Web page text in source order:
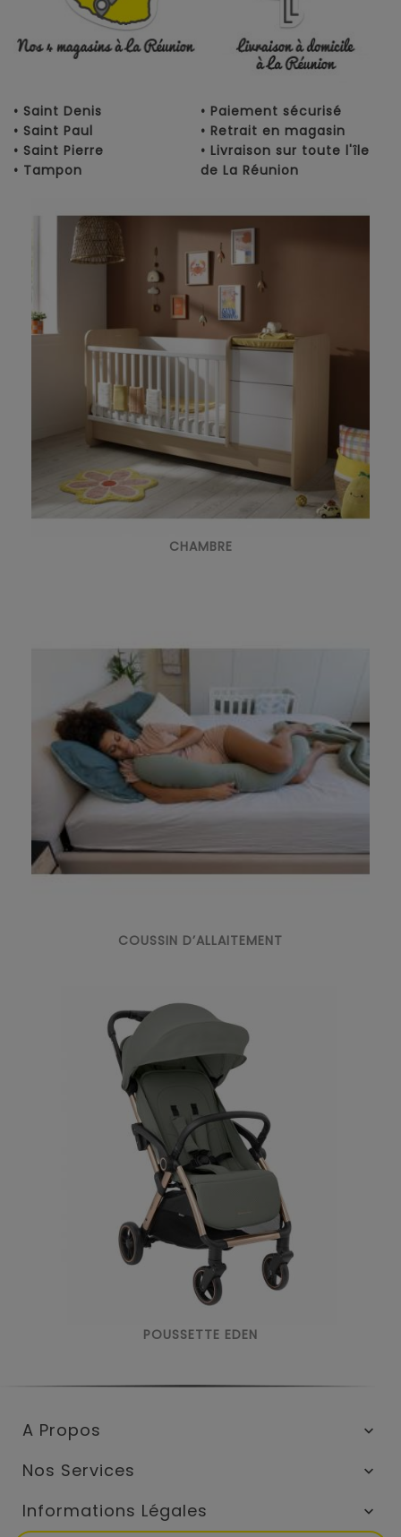
• Saint Denis
• Saint Paul
• Saint Pierre
• Tampon
• Paiement sécurisé
• Retrait en magasin
• Livraison sur toute l'île
de La Réunion
CHAMBRE
COUSSIN D’ALLAITEMENT
POUSSETTE EDEN
A Propos 
Nos Services 
Informations Légales 